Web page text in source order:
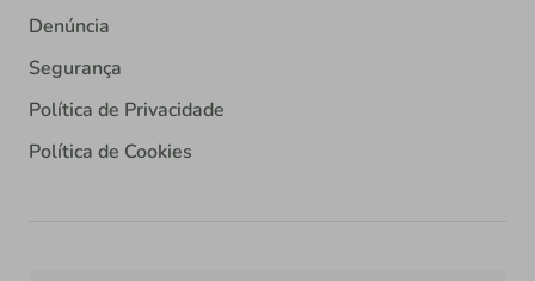
Denúncia
Segurança
Política de Privacidade
Política de Cookies